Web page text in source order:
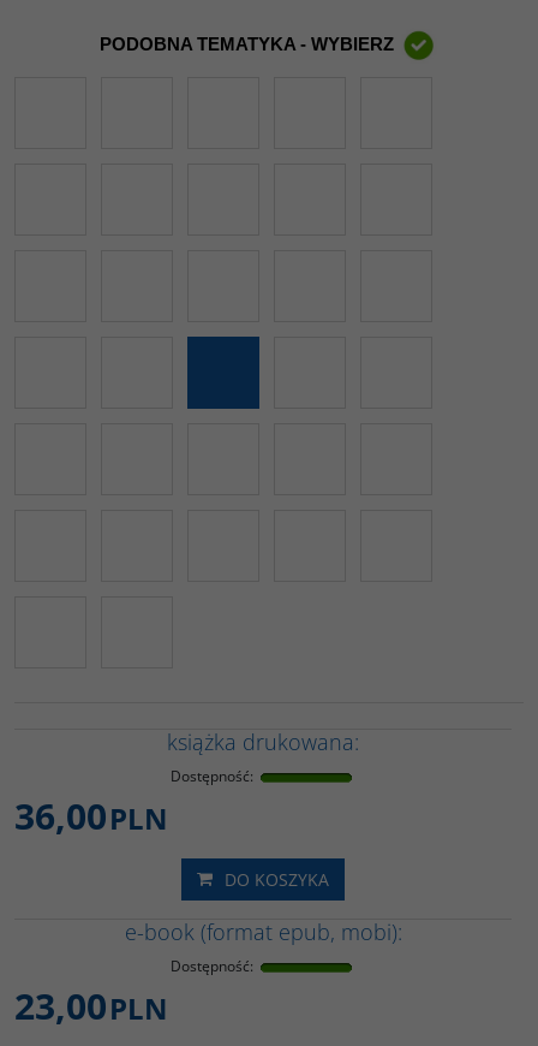
PODOBNA TEMATYKA - WYBIERZ
książka drukowana:
Dostępność:
36,00PLN
DO KOSZYKA
e-book (format epub, mobi):
Dostępność:
23,00PLN